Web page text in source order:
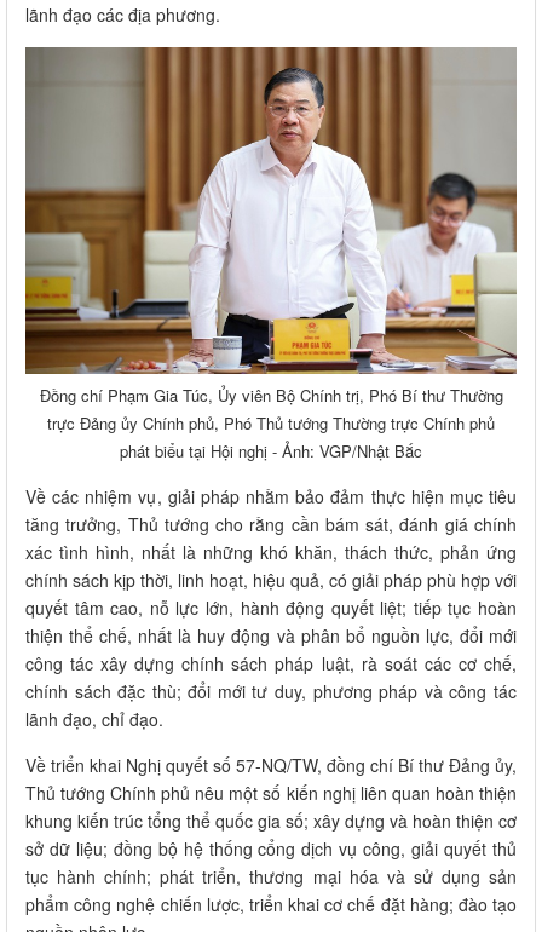
lãnh đạo các địa phương.
Đồng chí Phạm Gia Túc, Ủy viên Bộ Chính trị, Phó Bí thư Thường
trực Đảng ủy Chính phủ, Phó Thủ tướng Thường trực Chính phủ
phát biểu tại Hội nghị - Ảnh: VGP/Nhật Bắc
Về các nhiệm vụ, giải pháp nhằm bảo đảm thực hiện mục tiêu
tăng trưởng, Thủ tướng cho rằng cần bám sát, đánh giá chính
xác tình hình, nhất là những khó khăn, thách thức, phản ứng
chính sách kịp thời, linh hoạt, hiệu quả, có giải pháp phù hợp với
quyết tâm cao, nỗ lực lớn, hành động quyết liệt; tiếp tục hoàn
thiện thể chế, nhất là huy động và phân bổ nguồn lực, đổi mới
công tác xây dựng chính sách pháp luật, rà soát các cơ chế,
chính sách đặc thù; đổi mới tư duy, phương pháp và công tác
lãnh đạo, chỉ đạo.
Về triển khai Nghị quyết số 57-NQ/TW, đồng chí Bí thư Đảng ủy,
Thủ tướng Chính phủ nêu một số kiến nghị liên quan hoàn thiện
khung kiến trúc tổng thể quốc gia số; xây dựng và hoàn thiện cơ
sở dữ liệu; đồng bộ hệ thống cổng dịch vụ công, giải quyết thủ
tục hành chính; phát triển, thương mại hóa và sử dụng sản
phẩm công nghệ chiến lược, triển khai cơ chế đặt hàng; đào tạo